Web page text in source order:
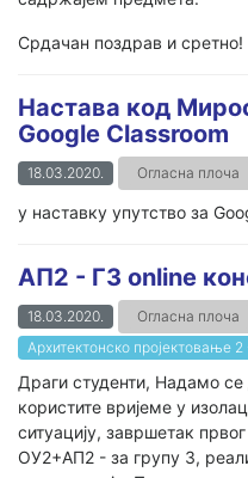
Срдачан поздрав и сретно!
Настава код
Google Classroom
18.03.2020. Огласна плоча
у наставку упутство за
АП2 - Г3 online
18.03.2020. Огласна плоча
Архитектонско пројектовање
Драги студенти, Надамо
користите вријеме у
ситуацију, завршетак
ОУ2+АП2 - за групу 3,